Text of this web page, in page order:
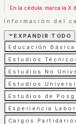
En la cédula: marca la
Información del
EXPANDIR TODO
Educación Básica
Estudios
Estudios No
Estudios
Estudios de
Experiencia
Cargos